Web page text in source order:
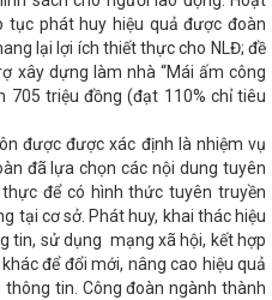
Đề xuất xây dựng dự
Tĩnh
Ban Thường vụ Tỉnh
dung
Trong mọi tình
trường trong nước
Hà
Đông
Sở Công Thương
2025 - 2030 trên địa bàn
Lào trao Biên bản ghi nhớ
tỉnh giành giải nhất Hội thi
tháng 7 và 7 tháng
mại Việt Nam – Trung
phố Hồ Chí Minh và các
Thành phố Huế về triển
với tin giả trên môi trường
tục phát huy hiệu quả được đoàn
lại lợi ích thiết thực cho NLĐ; đề
xây dựng làm nhà “Mái ấm công
705 triệu đồng (đạt 110% chỉ tiêu
được được xác định là nhiệm vụ
đã lựa chọn các nội dung tuyên
để có hình thức tuyên truyền
tại cơ sở. Phát huy, khai thác hiệu
tin, sử dụng mạng xã hội, kết hợp
để đổi mới, nâng cao hiệu quả
tin. Công đoàn ngành thành